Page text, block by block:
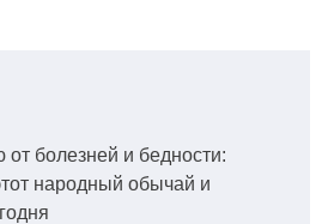
от болезней и бедности:
народный обычай и